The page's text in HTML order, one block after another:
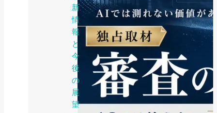
新
情
報
と
今
後
の
展
望